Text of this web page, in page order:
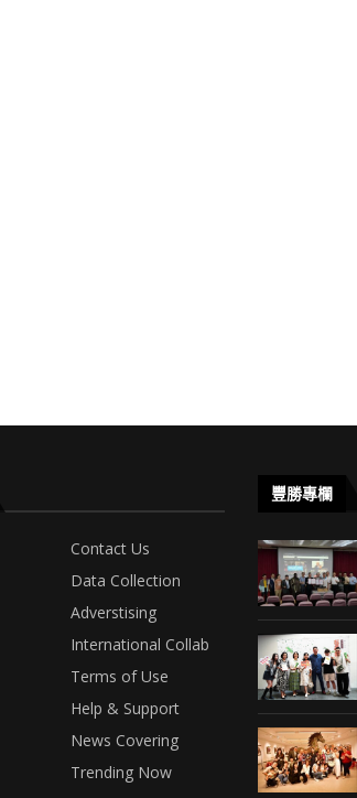
Contact Us
Data Collection
Adverstising
International Collab
Terms of Use
Help & Support
News Covering
Trending Now
豐勝專欄